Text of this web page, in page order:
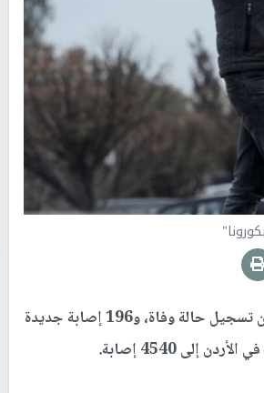
أعلنت وزارة الصحة الأردنية اليوم الاحد، عن تسجيل حالة وفاة، و196 إصابة جديدة